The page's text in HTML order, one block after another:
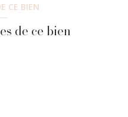
CE BIEN
de ce bien